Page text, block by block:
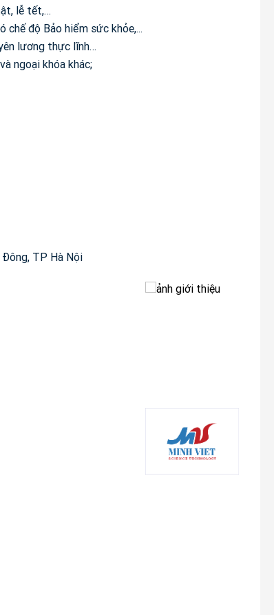
lễ tết,…
chế độ Bảo hiểm sức khỏe,...
lương thực lĩnh…
ngoại khóa khác;
Đông, TP Hà Nội